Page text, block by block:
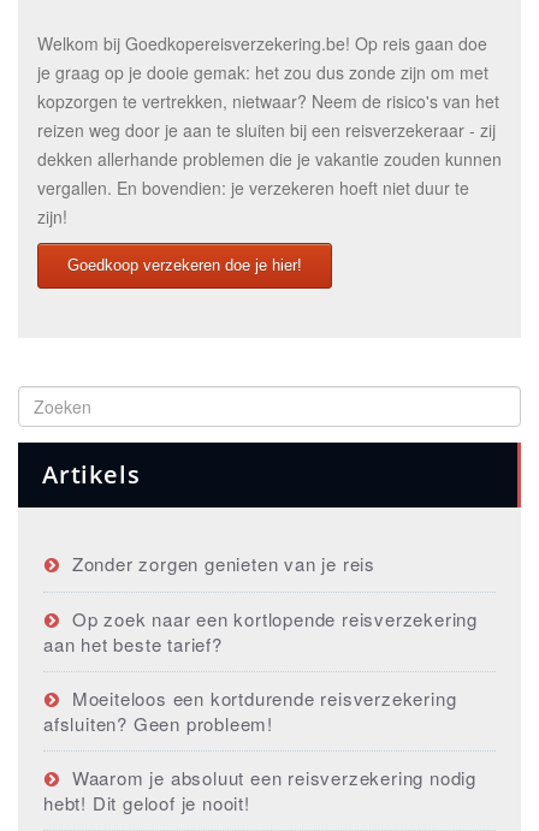
Welkom bij Goedkopereisverzekering.be! Op reis gaan doe
je graag op je dooie gemak: het zou dus zonde zijn om met
kopzorgen te vertrekken, nietwaar? Neem de risico's van het
reizen weg door je aan te sluiten bij een reisverzekeraar - zij
dekken allerhande problemen die je vakantie zouden kunnen
vergallen. En bovendien: je verzekeren hoeft niet duur te
zijn!
Goedkoop verzekeren doe je hier!
Artikels
Zonder zorgen genieten van je reis
Op zoek naar een kortlopende reisverzekering
aan het beste tarief?
Moeiteloos een kortdurende reisverzekering
afsluiten? Geen probleem!
Waarom je absoluut een reisverzekering nodig
hebt! Dit geloof je nooit!